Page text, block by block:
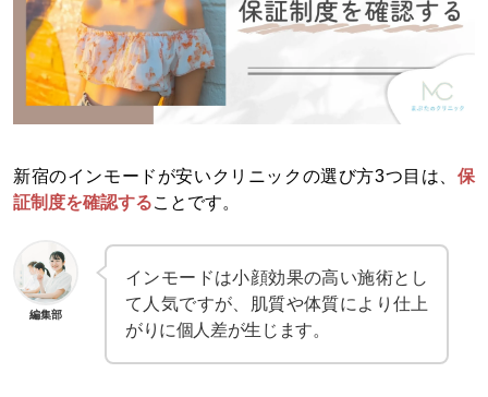
新宿のインモードが安いクリニックの選び方3つ目は、 保
証制度を確認することです。
編集部
インモードは小顔効果の高い施術とし
て人気ですが、肌質や体質により仕上
がりに個人差が生じます。